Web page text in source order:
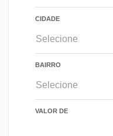
CIDADE
Selecione
BAIRRO
Selecione
VALOR DE